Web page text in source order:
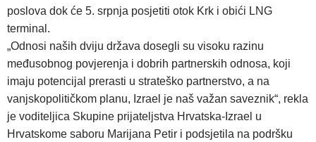
poslova dok će 5. srpnja posjetiti otok Krk i obići LNG
terminal.
„Odnosi naših dviju država dosegli su visoku razinu
međusobnog povjerenja i dobrih partnerskih odnosa, koji
imaju potencijal prerasti u strateško partnerstvo, a na
vanjskopolitičkom planu, Izrael je naš važan saveznik“, rekla
je voditeljica Skupine prijateljstva Hrvatska-Izrael u
Hrvatskome saboru Marijana Petir i podsjetila na podršku